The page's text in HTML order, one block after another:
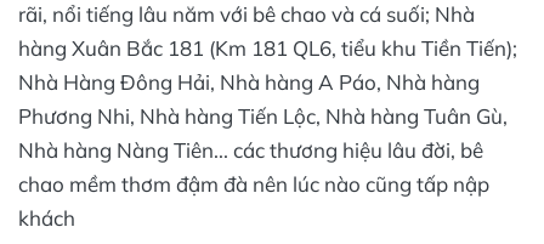
rãi, nổi tiếng lâu năm với bê chao và cá suối; Nhà
hàng Xuân Bắc 181 (Km 181 QL6, tiểu khu Tiền Tiến);
Nhà Hàng Đông Hải, Nhà hàng A Páo, Nhà hàng
Phương Nhi, Nhà hàng Tiến Lộc, Nhà hàng Tuân Gù,
Nhà hàng Nàng Tiên... các thương hiệu lâu đời, bê
chao mềm thơm đậm đà nên lúc nào cũng tấp nập
khách